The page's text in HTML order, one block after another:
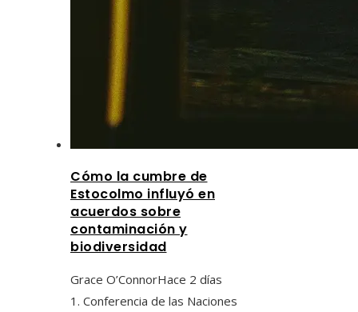
Cómo la cumbre de
Estocolmo influyó en
acuerdos sobre
contaminación y
biodiversidad
Grace O’ConnorHace 2 días
1. Conferencia de las Naciones